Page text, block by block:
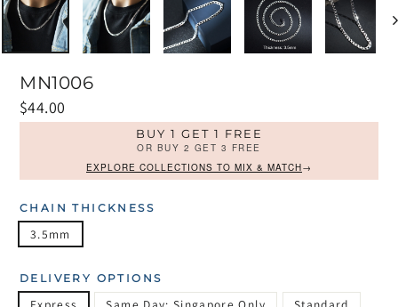
MN1006
Prix
régulier
$44.00
BUY 1 GET 1 FREE
OR BUY 2 GET 3 FREE
EXPLORE COLLECTIONS TO MIX & MATCH→
CHAIN THICKNESS
3.5mm
DELIVERY OPTIONS